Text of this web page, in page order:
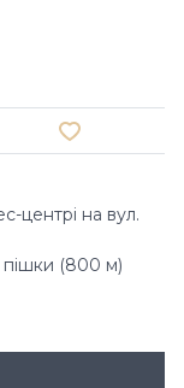
центрі на вул.
пішки (800 м)